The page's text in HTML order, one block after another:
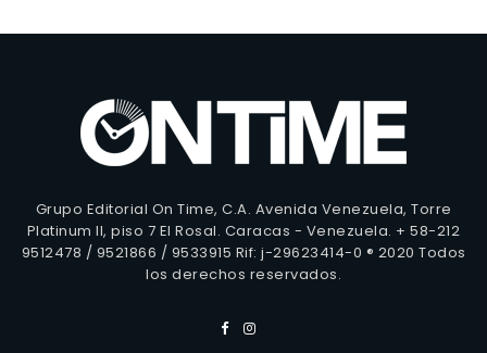
Grupo Editorial On Time, C.A. Avenida Venezuela, Torre
Platinum II, piso 7 El Rosal. Caracas - Venezuela. + 58-212
9512478 / 9521866 / 9533915 Rif: j-29623414-0 ® 2020 Todos
los derechos reservados.